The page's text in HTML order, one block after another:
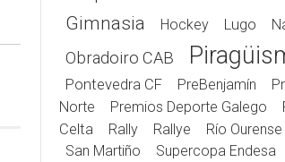
Gimnasia Hockey Lugo
Obradoiro CAB
Pontevedra CF PreBenjamín
Norte
Premios Deporte Galego
Celta
Rally Rallye
Río
San Martiño
Supercopa Endesa